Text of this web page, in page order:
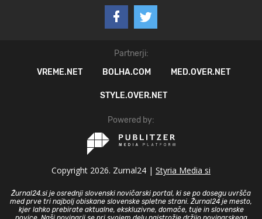
Partnerji:
VREME.NET
BOLHA.COM MED.OVER.NET
STYLE.OVER.NET
Powered by:
Copyright 2026. Zurnal24 | Styria Media si
Žurnal24.si je osrednji slovenski novičarski portal, ki se po dosegu uvršča
med prve tri najbolj obiskane slovenske spletne strani. Žurnal24 je mesto,
kjer lahko prebirate aktualne, ekskluzivne, domače, tuje in slovenske